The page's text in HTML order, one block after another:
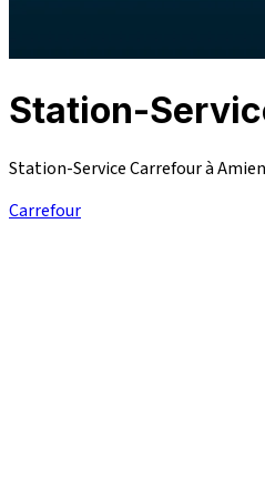
Station-
Station-Service Carrefour à
Carrefour